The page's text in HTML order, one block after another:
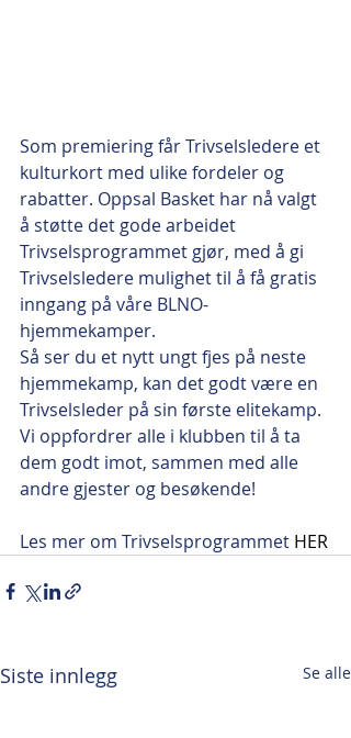
Som premiering får Trivselsledere et
kulturkort med ulike fordeler og
rabatter. Oppsal Basket har nå valgt
å støtte det gode arbeidet
Trivselsprogrammet gjør, med å gi
Trivselsledere mulighet til å få gratis
inngang på våre BLNO-
hjemmekamper.
Så ser du et nytt ungt fjes på neste
hjemmekamp, kan det godt være en
Trivselsleder på sin første elitekamp.
Vi oppfordrer alle i klubben til å ta
dem godt imot, sammen med alle
andre gjester og besøkende!
Les mer om Trivselsprogrammet HER
Siste innlegg Se alle